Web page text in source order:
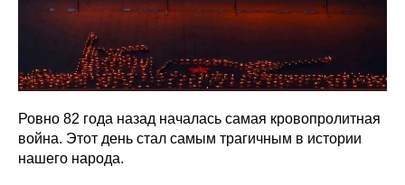
Ровно 82 года назад началась самая кровопролитная
война. Этот день стал самым трагичным в истории
нашего народа.